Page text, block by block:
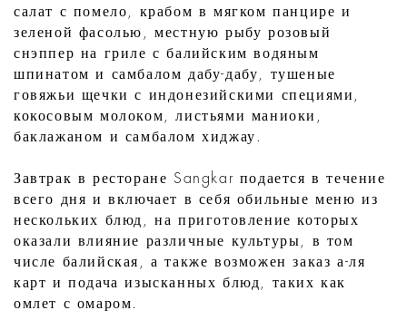
салат с помело, крабом в мягком панцире и
зеленой фасолью, местную рыбу розовый
снэппер на гриле с балийским водяным
шпинатом и самбалом дабу-дабу, тушеные
говяжьи щечки с индонезийскими специями,
кокосовым молоком, листьями маниоки,
баклажаном и самбалом хиджау.
Завтрак в ресторане Sangkar подается в течение
всего дня и включает в себя обильные меню из
нескольких блюд, на приготовление которых
оказали влияние различные культуры, в том
числе балийская, а также возможен заказ а-ля
карт и подача изысканных блюд, таких как
омлет с омаром.